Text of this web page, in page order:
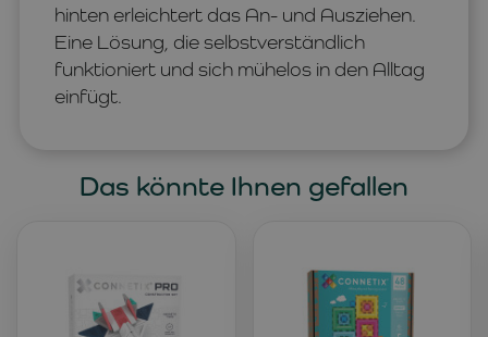
hinten erleichtert das An- und Ausziehen.
Eine Lösung, die selbstverständlich
funktioniert und sich mühelos in den Alltag
einfügt.
Das könnte Ihnen gefallen